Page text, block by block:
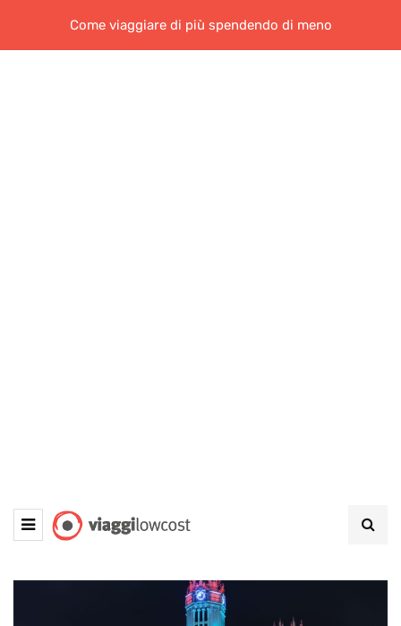
Come viaggiare di più spendendo di meno